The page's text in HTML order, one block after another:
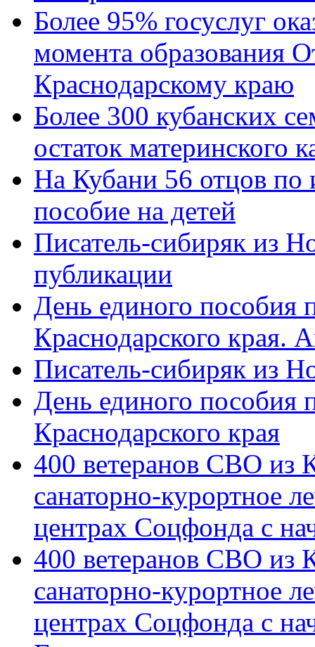
Более 95% госуслуг
момента образования
Краснодарскому краю
Более 300 кубанских
остаток материнского
На Кубани 56 отцов по
пособие на детей
Писатель-сибиряк из
публикации
День единого пособия
Краснодарского края.
Писатель-сибиряк из
День единого пособия
Краснодарского края
400 ветеранов СВО из
санаторно-курортное
центрах Соцфонда с
400 ветеранов СВО из
санаторно-курортное
центрах Соцфонда с